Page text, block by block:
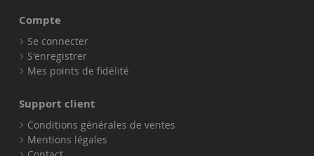
Compte
Se connecter
S'enregistrer
Mes points de fidélité
Support client
Conditions générales de ventes
Mentions légales